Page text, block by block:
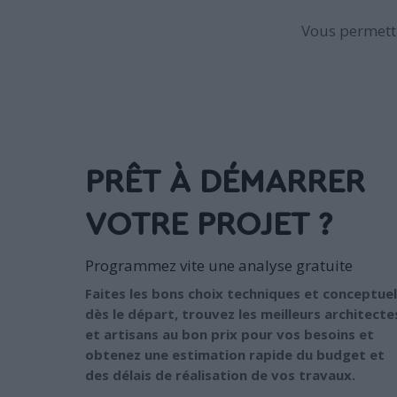
Vous
PRÊT À DÉMARRER
VOTRE PROJET ?
Programmez vite une analyse gratuite
Faites les bons choix techniques et
dès le départ, trouvez les meilleurs
et artisans au bon prix pour vos besoins et
obtenez une estimation rapide du budget et
des délais de réalisation de vos travaux.